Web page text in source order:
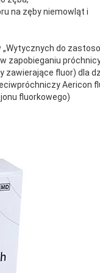
na zęby niemowląt i
do
zawierające fluor) dla
Aericon
fluorkowego)